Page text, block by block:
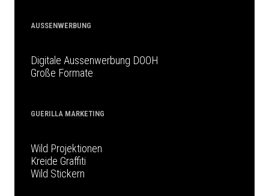
AUSSENWERBUNG
Digitale Aussenwerbung DOOH
Große Formate
GUERILLA MARKETING
Wild Projektionen
Kreide Graffiti
Wild Stickern